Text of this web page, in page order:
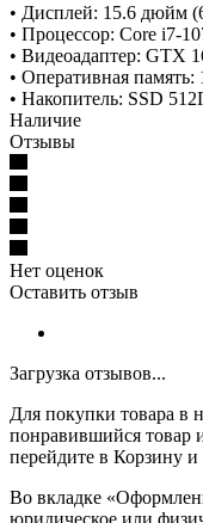
• Дисплей: 15.6 дюйм
• Процессор: Core i7-
• Видеоадаптер: GTX
• Оперативная
• Накопитель: SSD
Наличие
Отзывы
Нет оценок
Оставить отзыв
Загрузка отзывов...
Для покупки товара в
понравившийся товар
перейдите в Корзину
Во вкладке
юридическое или